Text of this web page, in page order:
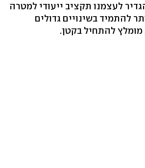
לעצמנו תקציב ייעודי למטרה
להתמיד בשינויים גדולים
להתחיל בקטן.